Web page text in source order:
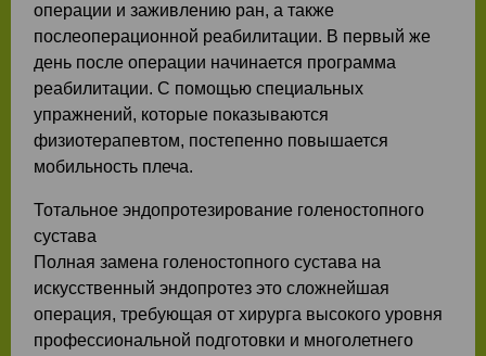
операции и заживлению ран, а также
послеоперационной реабилитации. В первый же
день после операции начинается программа
реабилитации. С помощью специальных
упражнений, которые показываются
физиотерапевтом, постепенно повышается
мобильность плеча.
Тотальное эндопротезирование голеностопного
сустава
Полная замена голеностопного сустава на
искусственный эндопротез это сложнейшая
операция, требующая от хирурга высокого уровня
профессиональной подготовки и многолетнего